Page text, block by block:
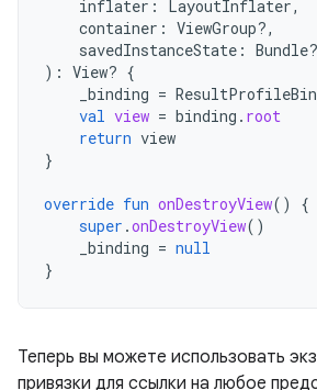
inflater : LayoutInflater,
container : ViewGroup?,
savedInstanceState : Bundle?
): View? {
_binding =
val view = binding . root
return view
}
override fun onDestroyView()
{
super .onDestroyView()
_binding = null
}
Теперь вы можете использовать
привязки для ссылки на любое